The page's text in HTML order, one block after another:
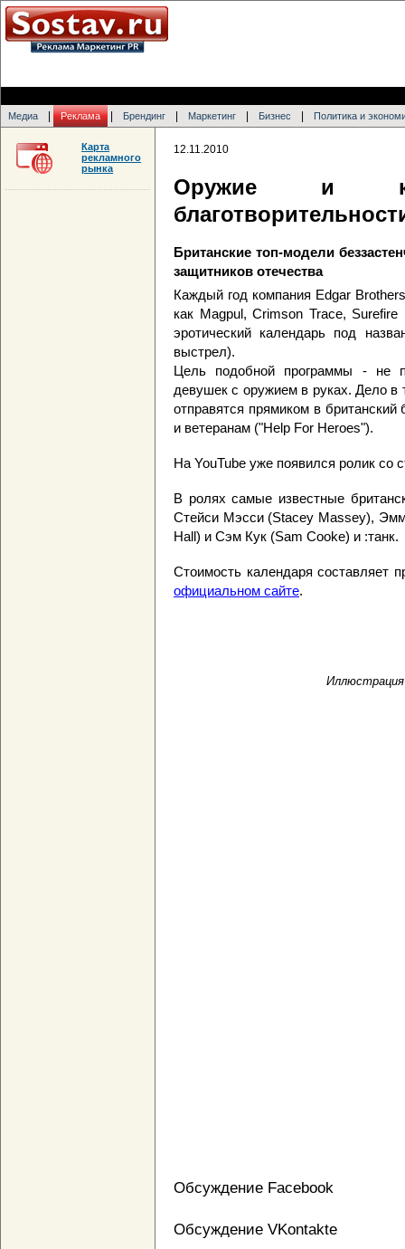
Медиа Реклама Брендинг Маркетинг Бизнес Политика и
12.11.2010
Оружие и
Британские топ-модели
защитников отечества
Каждый год компания Edgar
как Magpul, Crimson Trace,
эротический календарь под
выстрел).
Цель подобной программы - не
девушек с оружием в руках. Дело в
отправятся прямиком в
и ветеранам ("Help For Heroes").
На YouTube уже появился ролик со
В ролях самые известные
Стейси Мэсси (Stacey Massey),
Hall) и Сэм Кук (Sam Cooke) и :танк.
Стоимость календаря составляет
официальном сайте.
Обсуждение Facebook
Обсуждение VKontakte
Карта
рекламного
рынка